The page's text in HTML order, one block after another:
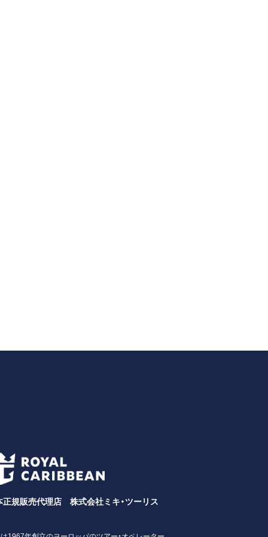
正規販売代理店 株式会社ミキ・ツーリス